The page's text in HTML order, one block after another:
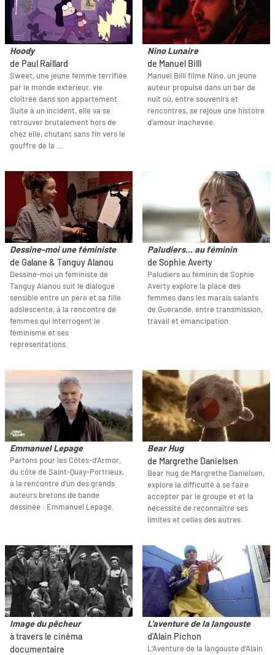
Hoody
de Paul Raillard
Sweet, une jeune femme terrifiée
par le monde extérieur, vie
cloîtrée dans son appartement.
Suite à un incident, elle va se
retrouver brutalement hors de
chez elle, chutant sans fin vers le
gouffre de la …
Nino Lunaire
de Manuel Billi
Manuel Billi filme Nino, un jeune
auteur propulsé dans un bar de
nuit où, entre souvenirs et
rencontres, se rejoue une histoire
d’amour inachevée.
Dessine-moi une féministe
de Galane & Tanguy Alanou
Dessine-moi un féministe de
Tanguy Alanou suit le dialogue
sensible entre un père et sa fille
adolescente, à la rencontre de
femmes qui interrogent le
féminisme et ses
représentations.
Paludiers... au féminin
de Sophie Averty
Paludiers au féminin de Sophie
Averty explore la place des
femmes dans les marais salants
de Guérande, entre transmission,
travail et émancipation.
Emmanuel Lepage
Partons pour les Côtes-d’Armor,
du côté de Saint-Quay-Portrieux,
à la rencontre d’un des grands
auteurs bretons de bande
dessinée : Emmanuel Lepage.
Bear Hug
de Margrethe Danielsen
Bear hug de Margrethe Danielsen,
explore la difficulté à se faire
accepter par le groupe et et la
nécessité de reconnaître ses
limites et celles des autres.
Image du pêcheur
à travers le cinéma
documentaire
L'aventure de la langouste
d'Alain Pichon
L’Aventure de la langouste d’Alain